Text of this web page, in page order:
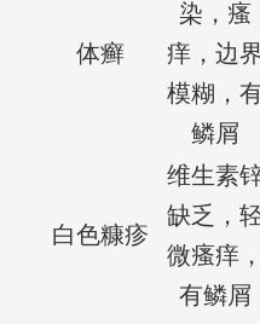
体癣
染，瘙
痒，边
模糊，
鳞屑
白色糠疹
维生素
缺乏，
微瘙痒，
有鳞屑